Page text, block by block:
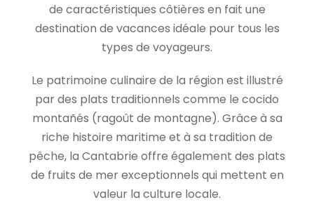
de caractéristiques côtières en fait une
destination de vacances idéale pour tous les
types de voyageurs.
Le patrimoine culinaire de la région est illustré
par des plats traditionnels comme le cocido
montañés (ragoût de montagne). Grâce à sa
riche histoire maritime et à sa tradition de
pêche, la Cantabrie offre également des plats
de fruits de mer exceptionnels qui mettent en
valeur la culture locale.